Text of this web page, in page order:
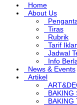
Home
About Us
Tiras
Rubrik
Tarif
Jadwal
Info
News & Events
Artikel
BAKING
BAKING